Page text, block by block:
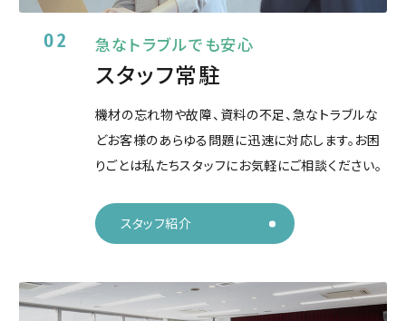
02 急なトラブルでも安心
スタッフ常駐
機材の忘れ物や故障、資料の不足、急なトラブルな
どお客様のあらゆる問題に迅速に対応します。お困
りごとは私たちスタッフにお気軽にご相談ください。
スタッフ紹介